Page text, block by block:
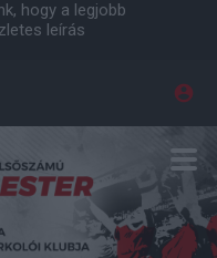
hogy a legjobb
leírás